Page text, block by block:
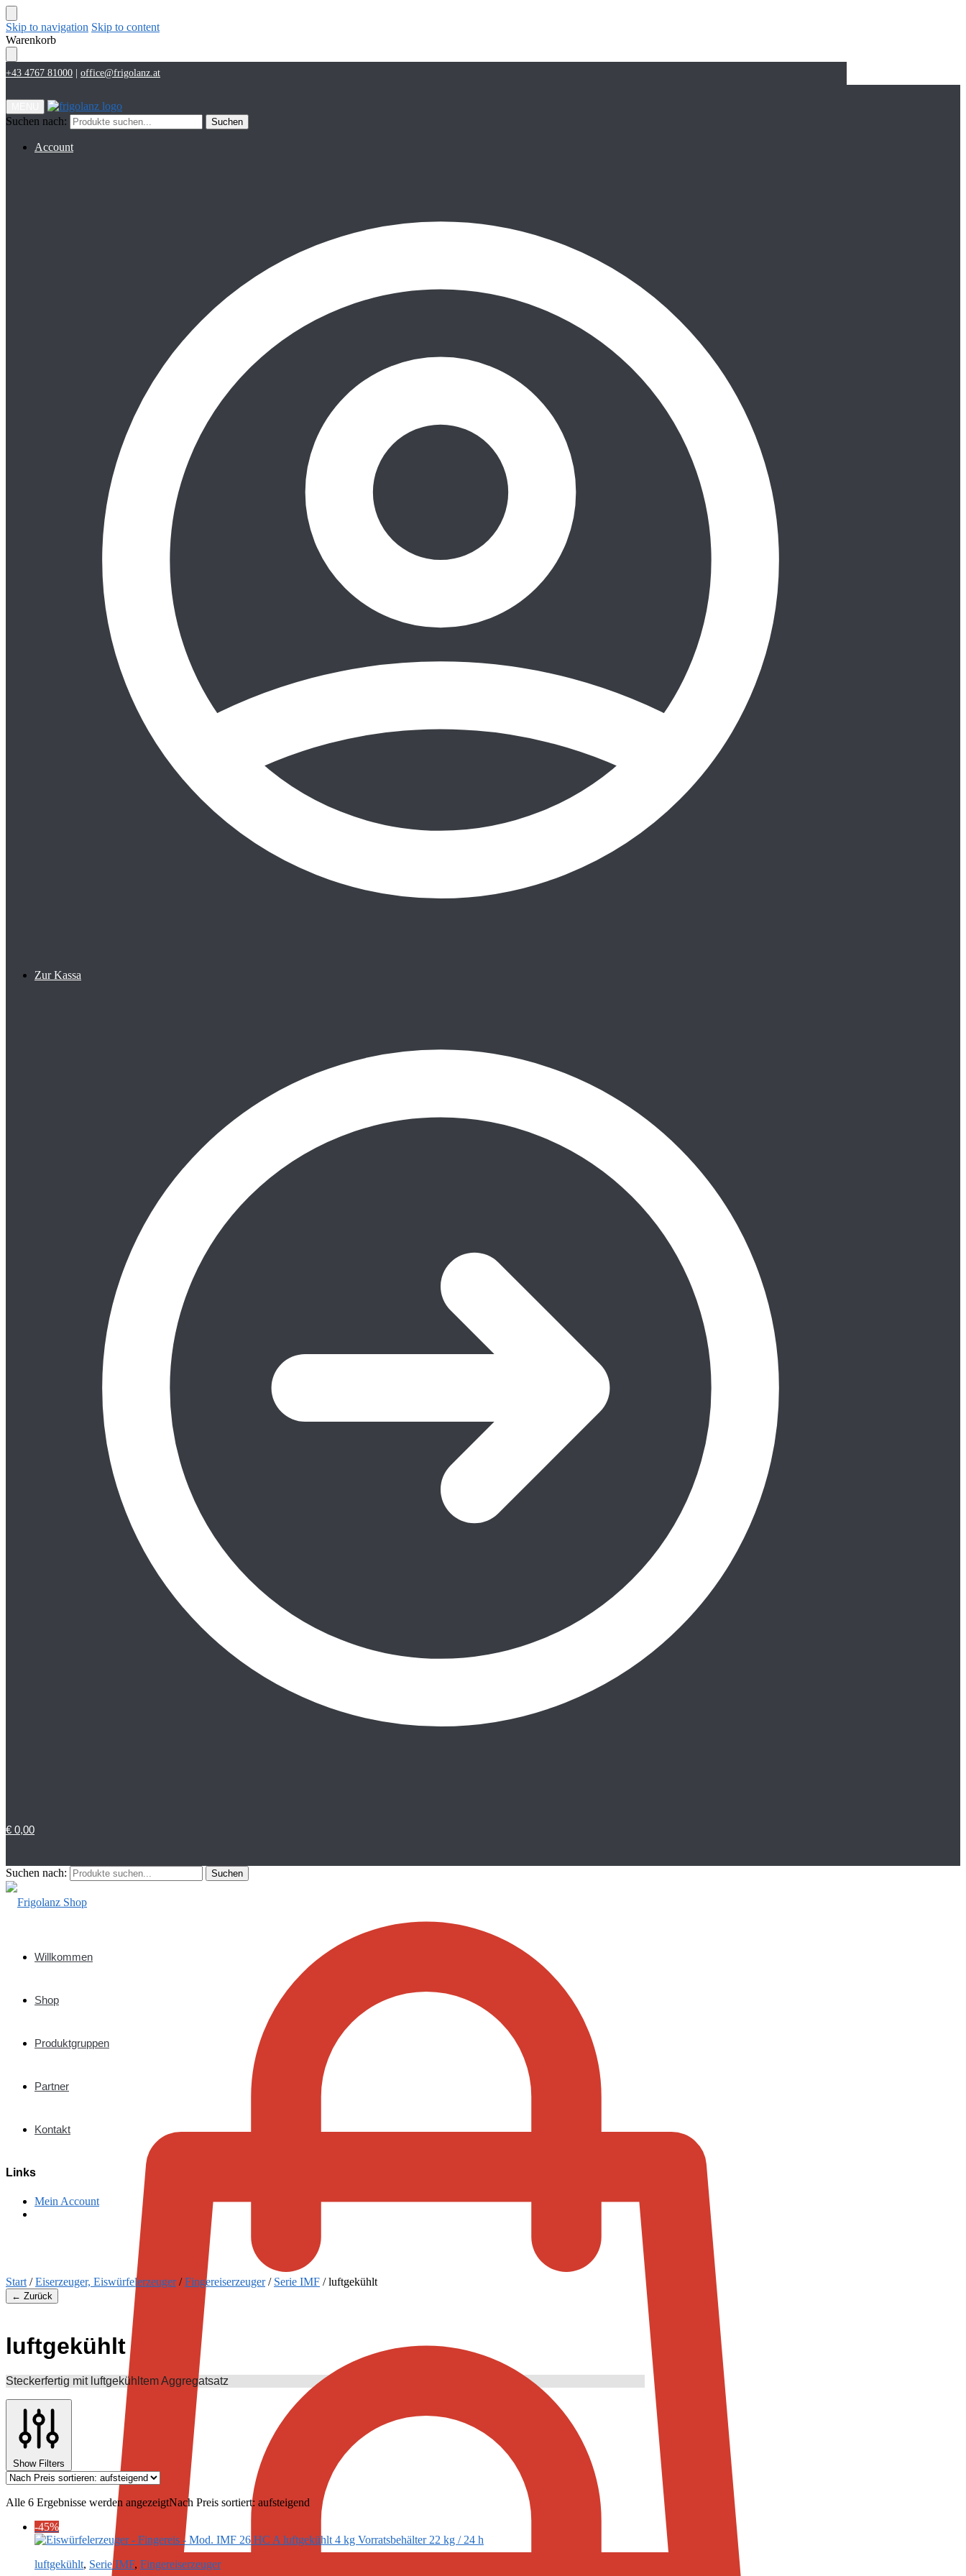
Skip to navigation Skip to content
Warenkorb
+43 4767 81000 office@frigolanz.at
Suchen nach: Suchen
Account
Zur Kassa
€ 0,00
Suchen nach: Suchen
Willkommen
Shop
Produktgruppen
Partner
Kontakt
Links
Mein Account
Start /Eiserzeuger, Eiswürfelerzeuger/Fingereiserzeuger/ Serie IMF /luftgekühlt
← Zurück
luftgekühlt
Steckerfertig mit luftgekühltem Aggregatsatz
Show Filters
Alle 6 Ergebnisse werden angezeigtNach Preis sortiert: aufsteigend
-45%
luftgekühlt, Serie IMF, Fingereiserzeuger